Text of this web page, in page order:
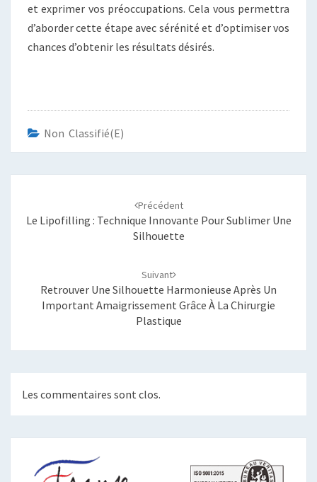
et exprimer vos préoccupations. Cela vous permettra
d’aborder cette étape avec sérénité et d’optimiser vos
chances d’obtenir les résultats désirés.
Non Classifié(e)
Précédent
Le Lipofilling : Technique Innovante Pour Sublimer Une
Silhouette
Suivant
Retrouver Une Silhouette Harmonieuse Après Un
Important Amaigrissement Grâce À La Chirurgie
Plastique
Les commentaires sont clos.